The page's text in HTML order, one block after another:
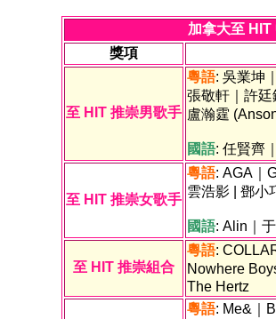
加拿大至 HIT
獎項
至 HIT 推崇男歌手
粵語: 吳業坤
張敬軒｜許
盧瀚霆
國語: 任賢齊
至 HIT 推崇女歌手
粵語: AGA｜
雲浩影 | 鄧小
國語: Alin｜
至 HIT 推崇組合
粵語:
Nowhere
The Hertz
粵語: Me&｜